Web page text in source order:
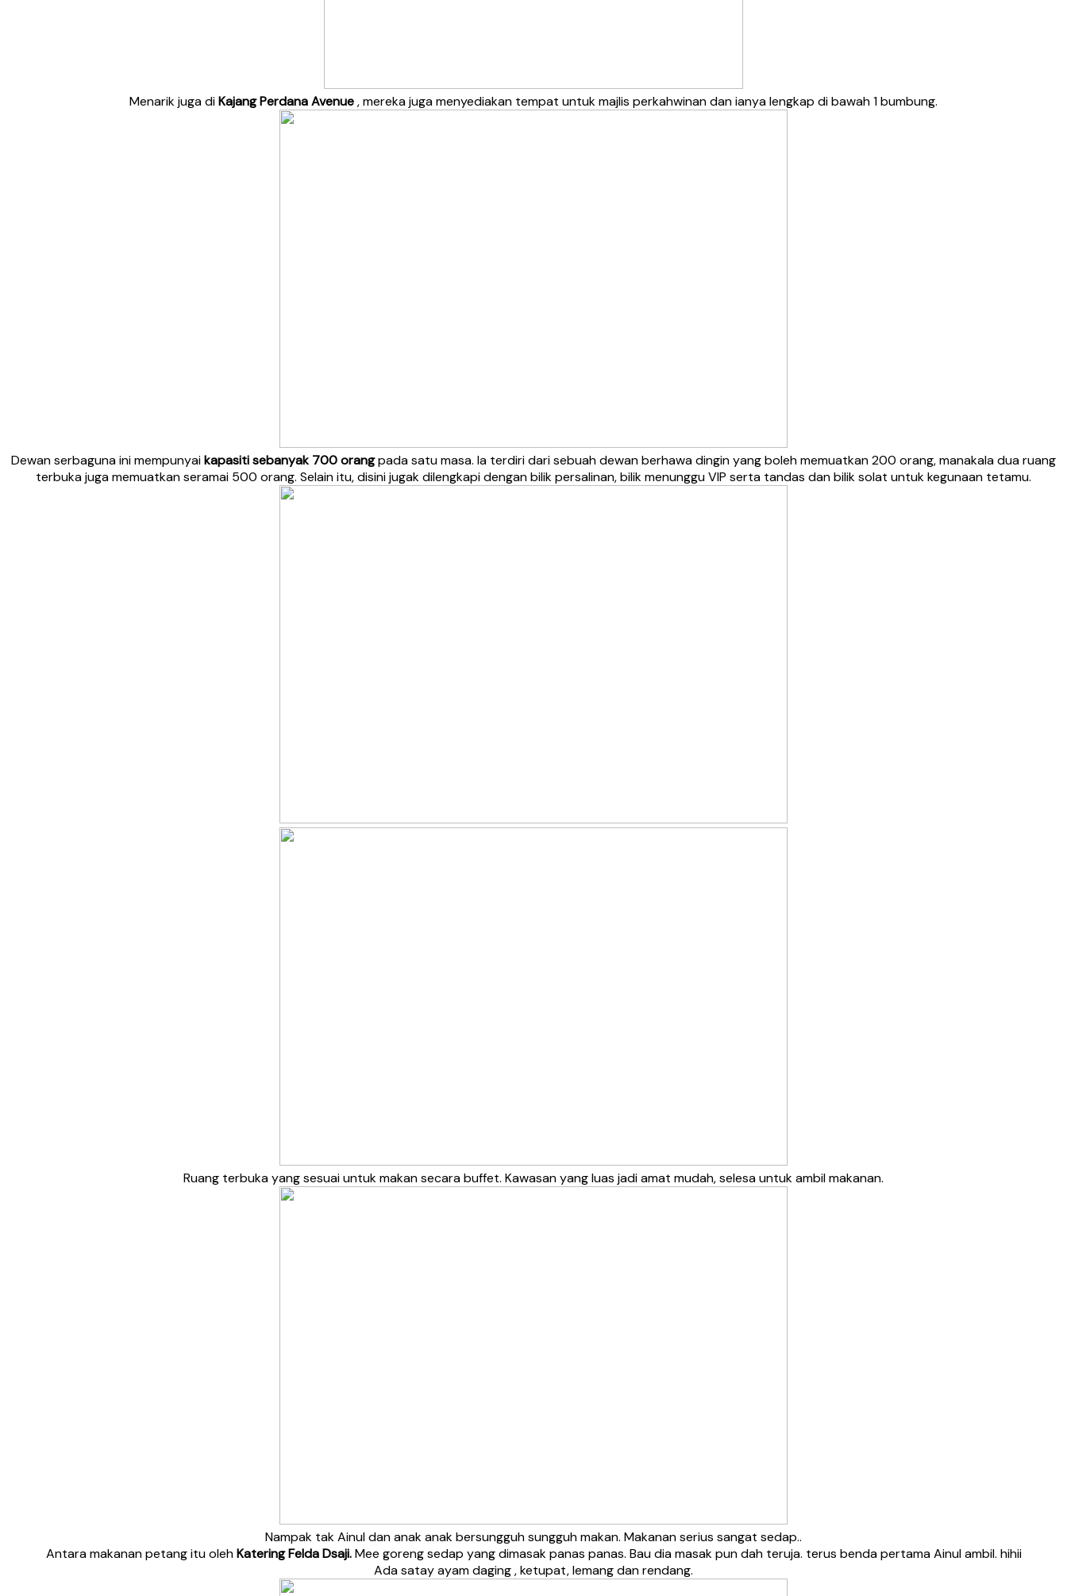
Menarik juga diKajang Perdana Avenue, mereka juga menyediakan tempat untuk majlis perkahwinan dan ianya lengkap di bawah 1 bumbung.
Dewan serbaguna ini mempunyaikapasiti sebanyak 700 orangpada satu masa. Ia terdiri dari sebuah dewan berhawa dingin yang boleh memuatkan 200 orang, manakala dua ruang
terbuka juga memuatkan seramai 500 orang. Selain itu, disini jugak dilengkapi dengan bilik persalinan, bilik menunggu VIP serta tandas dan bilik solat untuk kegunaan tetamu.
Ruang terbuka yang sesuai untuk makan secara buffet. Kawasan yang luas jadi amat mudah, selesa untuk ambil makanan.
Nampak tak Ainul dan anak anak bersungguh sungguh makan. Makanan serius sangat sedap..
Antara makanan petang itu olehKatering Felda Dsaji.Mee goreng sedap yang dimasak panas panas. Bau dia masak pun dah teruja. terus benda pertama Ainul ambil. hihii
Ada satay ayam daging , ketupat, lemang dan rendang.